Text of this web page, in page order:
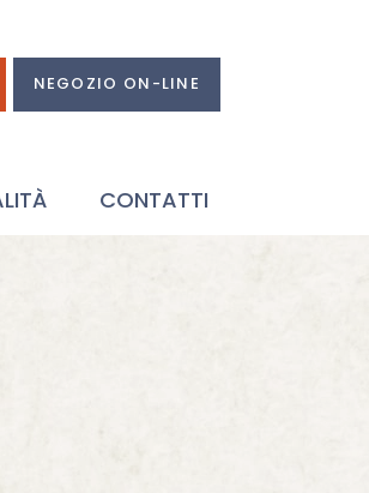
NEGOZIO ON-LINE
CONTATTI